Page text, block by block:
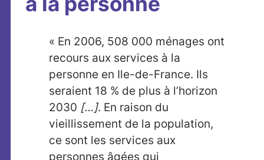
« En 2006, 508 000 ménages ont
recours aux services à la
personne en Ile-de-France. Ils
seraient 18 % de plus à l’horizon
2030 […]. En raison du
vieillissement de la population,
ce sont les services aux
personnes âgées qui